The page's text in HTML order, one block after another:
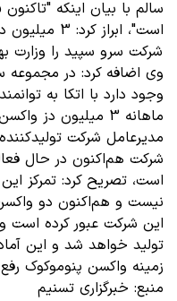
است"،
شرکت سرو سپید را وزارت
وی اضافه کرد: در مجموعه
وجود دارد با اتکا به
ماهانه 3 میلیون دز واکسن نورا تولید و عرضه شود.
مدیرعامل شرکت
شرکت هم‌اکنون در حال
است، تصریح کرد: تمرکز
نیست و هم‌اکنون دو
این شرکت عبور کرده است
تولید خواهد شد و این
زمینه واکسن پنوموکوک
منبع: خبرگزاری تسنیم